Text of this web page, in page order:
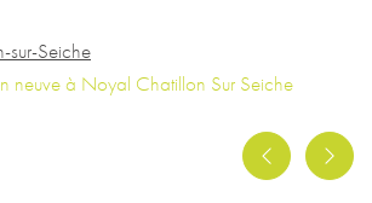
Seiche
neuve à Noyal Chatillon Sur Seiche